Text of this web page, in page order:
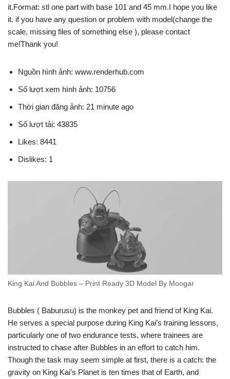
it.Format: stl one part with base 101 and 45 mm.I hope you like
it. if you have any question or problem with model(change the
scale, missing files of something else ), please contact
me!Thank you!
Nguồn hình ảnh: www.renderhub.com
Số lượt xem hình ảnh: 10756
Thời gian đăng ảnh: 21 minute ago
Số lượt tải: 43835
Likes: 8441
Dislikes: 1
King Kai And Bubbles – Print Ready 3D Model By Moogar
Bubbles ( Baburusu) is the monkey pet and friend of King Kai.
He serves a special purpose during King Kai’s training lessons,
particularly one of two endurance tests, where trainees are
instructed to chase after Bubbles in an effort to catch him.
Though the task may seem simple at first, there is a catch: the
gravity on King Kai’s Planet is ten times that of Earth, and